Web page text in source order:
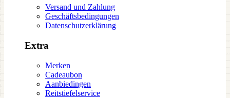
Versand und Zahlung
Geschäftsbedingungen
Datenschutzerklärung
Extra
Merken
Cadeaubon
Aanbiedingen
Reitstiefelservice